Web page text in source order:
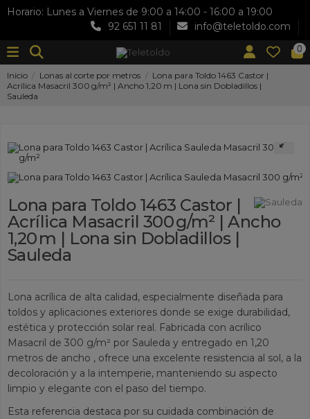
Horario: Lunes a Viernes de 9:00 a 14:00 - 16:00 a 19:00
92 651 11 81
info@teletoldo.com
0
Inicio Lonas al corte por metros
Lona para Toldo 1463 Castor |
Acrílica Masacril 300 g/m² | Ancho 1,20 m | Lona sin Dobladillos |
Sauleda
Lona para Toldo 1463 Castor |
Acrílica Masacril 300 g/m² | Ancho
1,20 m | Lona sin Dobladillos |
Sauleda
Lona acrílica de alta calidad, especialmente diseñada para
toldos y aplicaciones exteriores donde se exige durabilidad,
estética y protección solar real. Fabricada con acrílico
Masacril de 300 g/m² por Sauleda y entregado en 1,20
metros de ancho , ofrece una excelente resistencia al sol, a la
decoloración y a la intemperie, manteniendo su aspecto
limpio y elegante con el paso del tiempo.
Esta referencia destaca por su cuidada combinación de